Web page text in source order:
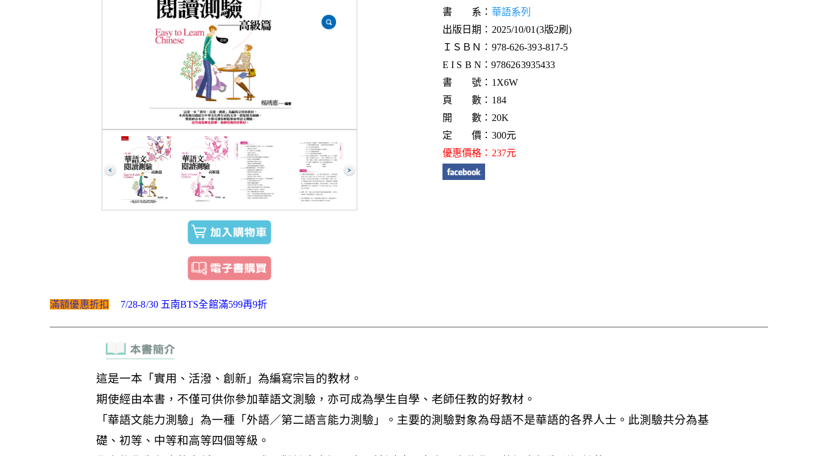
書 系： 華語系列
出版日期：2025/10/01(3版2刷)
ＩＳＢＮ：978-626-393-817-5
E I S B N：9786263935433
書 號：1X6W
頁 數：184
開 數：20K
定 價：300元
優惠價格：237元
滿額優惠折扣 7/28-8/30 五南BTS全館滿599再9折